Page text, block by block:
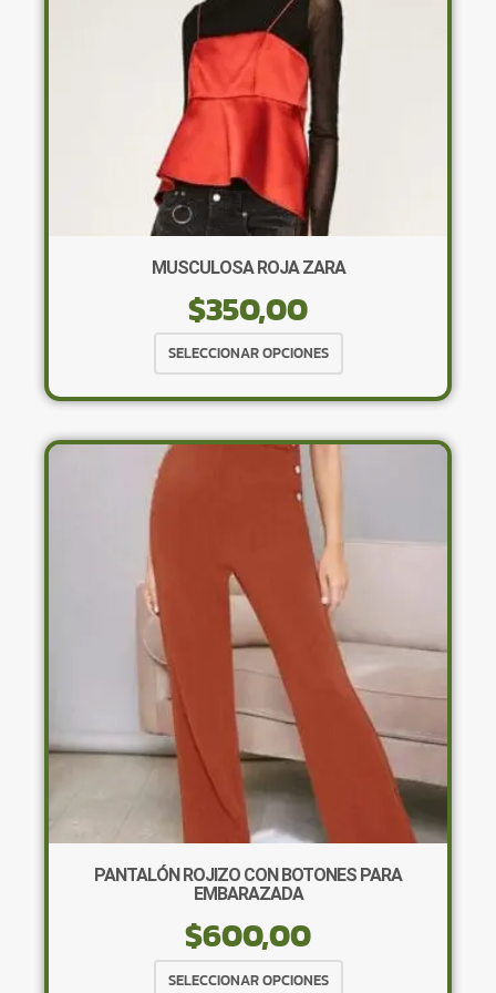
MUSCULOSA ROJA ZARA
$350,00
SELECCIONAR OPCIONES
producto
tiene
variantes.
pueden
elegir
la
página
de
producto
PANTALÓN ROJIZO CON BOTONES PARA
EMBARAZADA
$600,00
SELECCIONAR OPCIONES